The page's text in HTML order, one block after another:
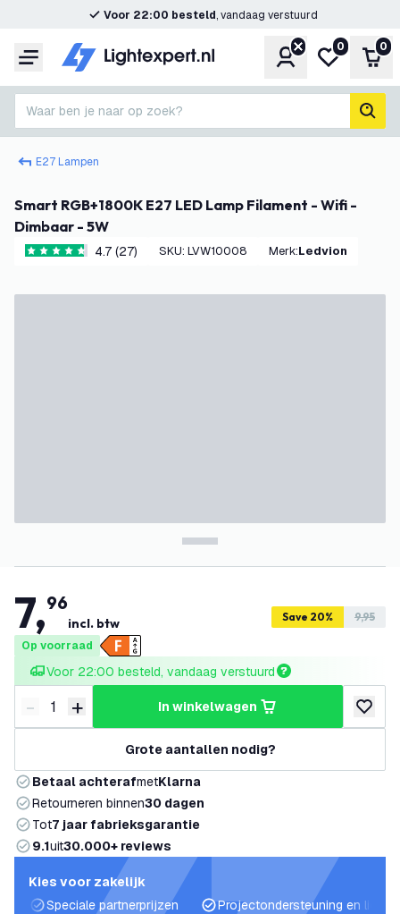
Voor 22:00 besteld, vandaag verstuurd
Menu Account
Mijn
0 0
Waar ben je naar op zoek?
E27 Lampen
Smart RGB+1800K E27 LED Lamp Filament - Wifi -
Dimbaar - 5W
4.7 score sterren
4.7 (27) SKU: LVW10008 Merk: Ledvion
7,96
incl. btw Save 20% 9,95
Op voorraad
Voor 22:00 besteld, vandaag verstuurd
Verminder hoeveelheid
- Verhoog hoeveelheid
+ in winkelwagen
Grote aantallen nodig?
Betaal achterafmetKlarna
Retourneren binnen30 dagen
Tot7 jaar fabrieksgarantie
9.1uit30.000+ reviews
Kies voor zakelijk
Speciale partnerprijzen
Projectondersteuning en